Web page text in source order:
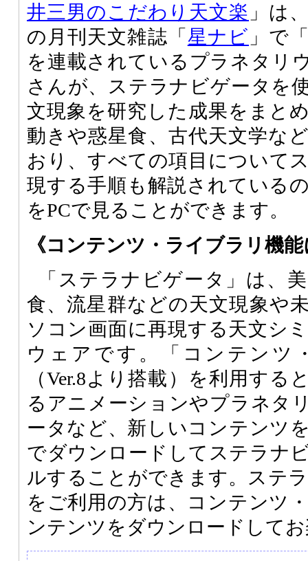
井三男のこだわり天文楽 」は
の月刊天文雑誌「 星ナビ 」で
を連載されているプラネタリ
さんが、ステラナビゲータを
文現象を研究した成果をまと
動きや惑星食、古代天文学な
おり、すべての項目について
現する手順も解説されている
をPCで見ることができます。
《コンテンツ・ライブラリ機
「ステラナビゲータ」は、
食、流星群などの天文現象や
ソコン画面に再現する天文シ
ウェアです。「コンテンツ
（Ver.8より搭載）を利用する
るアニメーションやプラネタ
ータなど、新しいコンテンツ
でダウンロードしてステラナ
ルすることができます。ステ
をご利用の方は、コンテンツ
ンテンツをダウンロードして